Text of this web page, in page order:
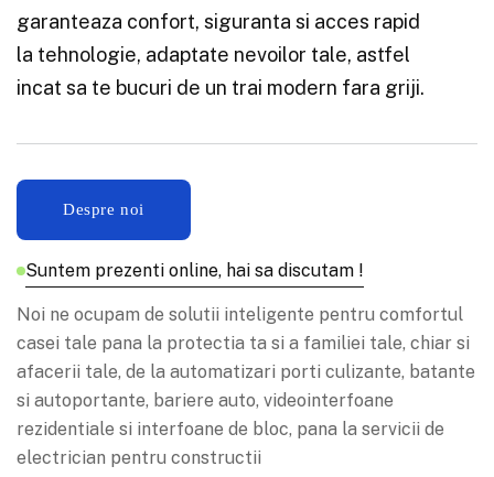
garanteaza confort, siguranta si acces rapid
la tehnologie, adaptate nevoilor tale, astfel
incat sa te bucuri de un trai modern fara griji.
Suntem prezenti online, hai sa discutam !
Noi ne ocupam de solutii inteligente pentru comfortul
casei tale pana la protectia ta si a familiei tale, chiar si
afacerii tale, de la automatizari porti culizante, batante
si autoportante, bariere auto, videointerfoane
rezidentiale si interfoane de bloc, pana la servicii de
electrician pentru constructii